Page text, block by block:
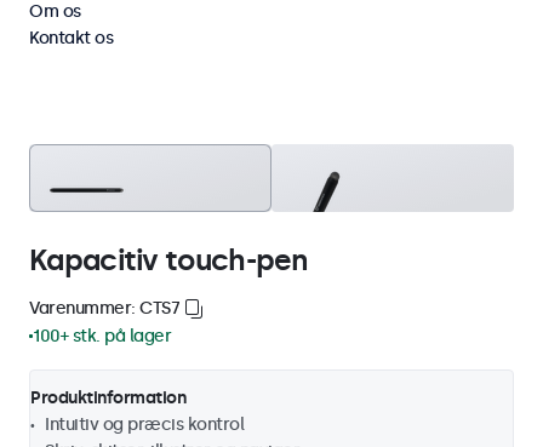
Kapacitiv touch-pen
Varenummer: CTS7
100+ stk. på lager
Produktinformation
Intuitiv og præcis kontrol
Om os
Kontakt os